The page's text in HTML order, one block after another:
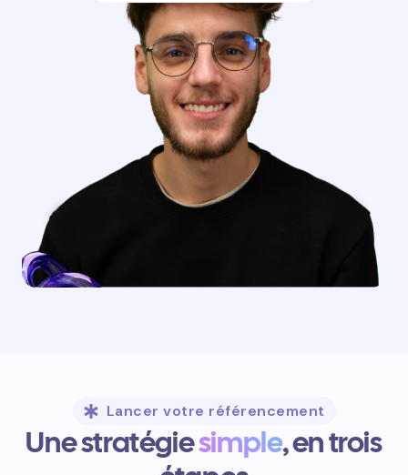
Lancer votre référencement
Une stratégiesimple, en trois